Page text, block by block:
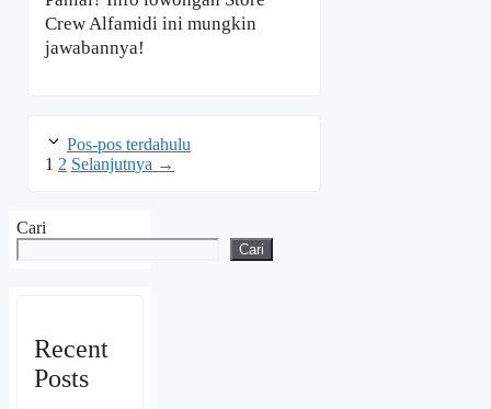
Crew Alfamidi ini mungkin
jawabannya!
Pos-pos terdahulu
Halaman
1 Halaman
2 Selanjutnya →
Cari
Cari
Recent
Posts